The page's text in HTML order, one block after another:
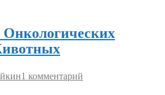
1 комментарий